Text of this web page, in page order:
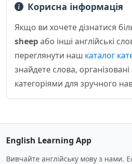
Корисна інформація
Якщо ви хочете дізнатися
sheepабо інші англійські
переглянути наш каталог
знайдете слова,
категоріями для зручного
English Learning App
Вивчайте англійську мову з нами.